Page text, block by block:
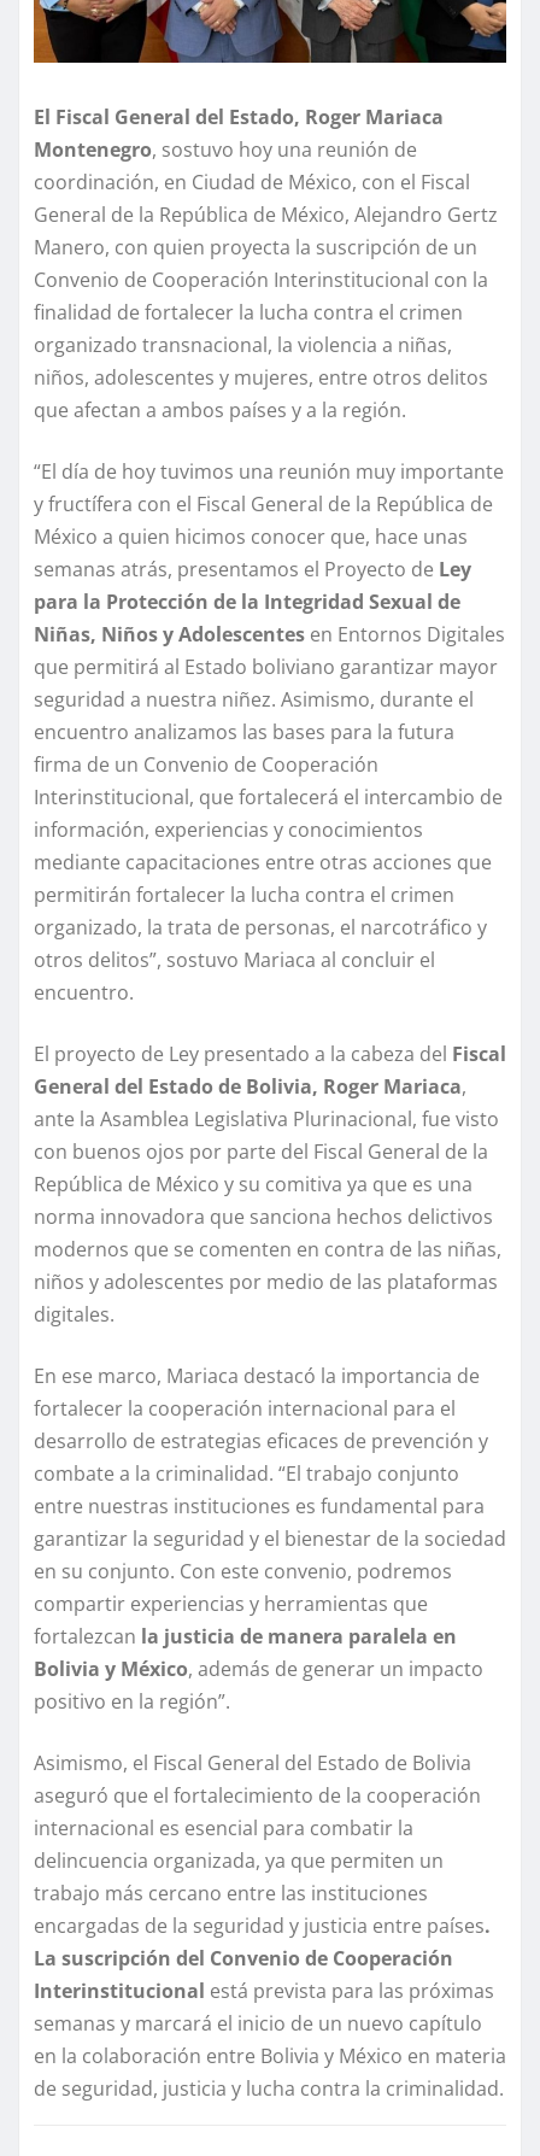
El Fiscal General del Estado, Roger Mariaca
Montenegro, sostuvo hoy una reunión de
coordinación, en Ciudad de México, con el Fiscal
General de la República de México, Alejandro Gertz
Manero, con quien proyecta la suscripción de un
Convenio de Cooperación Interinstitucional con la
finalidad de fortalecer la lucha contra el crimen
organizado transnacional, la violencia a niñas,
niños, adolescentes y mujeres, entre otros delitos
que afectan a ambos países y a la región.
“El día de hoy tuvimos una reunión muy importante
y fructífera con el Fiscal General de la República de
México a quien hicimos conocer que, hace unas
semanas atrás, presentamos el Proyecto de Ley
para la Protección de la Integridad Sexual de
Niñas, Niños y Adolescentes en Entornos Digitales
que permitirá al Estado boliviano garantizar mayor
seguridad a nuestra niñez. Asimismo, durante el
encuentro analizamos las bases para la futura
firma de un Convenio de Cooperación
Interinstitucional, que fortalecerá el intercambio de
información, experiencias y conocimientos
mediante capacitaciones entre otras acciones que
permitirán fortalecer la lucha contra el crimen
organizado, la trata de personas, el narcotráfico y
otros delitos”, sostuvo Mariaca al concluir el
encuentro.
El proyecto de Ley presentado a la cabeza del Fiscal
General del Estado de Bolivia, Roger Mariaca,
ante la Asamblea Legislativa Plurinacional, fue visto
con buenos ojos por parte del Fiscal General de la
República de México y su comitiva ya que es una
norma innovadora que sanciona hechos delictivos
modernos que se comenten en contra de las niñas,
niños y adolescentes por medio de las plataformas
digitales.
En ese marco, Mariaca destacó la importancia de
fortalecer la cooperación internacional para el
desarrollo de estrategias eficaces de prevención y
combate a la criminalidad. “El trabajo conjunto
entre nuestras instituciones es fundamental para
garantizar la seguridad y el bienestar de la sociedad
en su conjunto. Con este convenio, podremos
compartir experiencias y herramientas que
fortalezcan la justicia de manera paralela en
Bolivia y México, además de generar un impacto
positivo en la región”.
Asimismo, el Fiscal General del Estado de Bolivia
aseguró que el fortalecimiento de la cooperación
internacional es esencial para combatir la
delincuencia organizada, ya que permiten un
trabajo más cercano entre las instituciones
encargadas de la seguridad y justicia entre países.
La suscripción del Convenio de Cooperación
Interinstitucional está prevista para las próximas
semanas y marcará el inicio de un nuevo capítulo
en la colaboración entre Bolivia y México en materia
de seguridad, justicia y lucha contra la criminalidad.